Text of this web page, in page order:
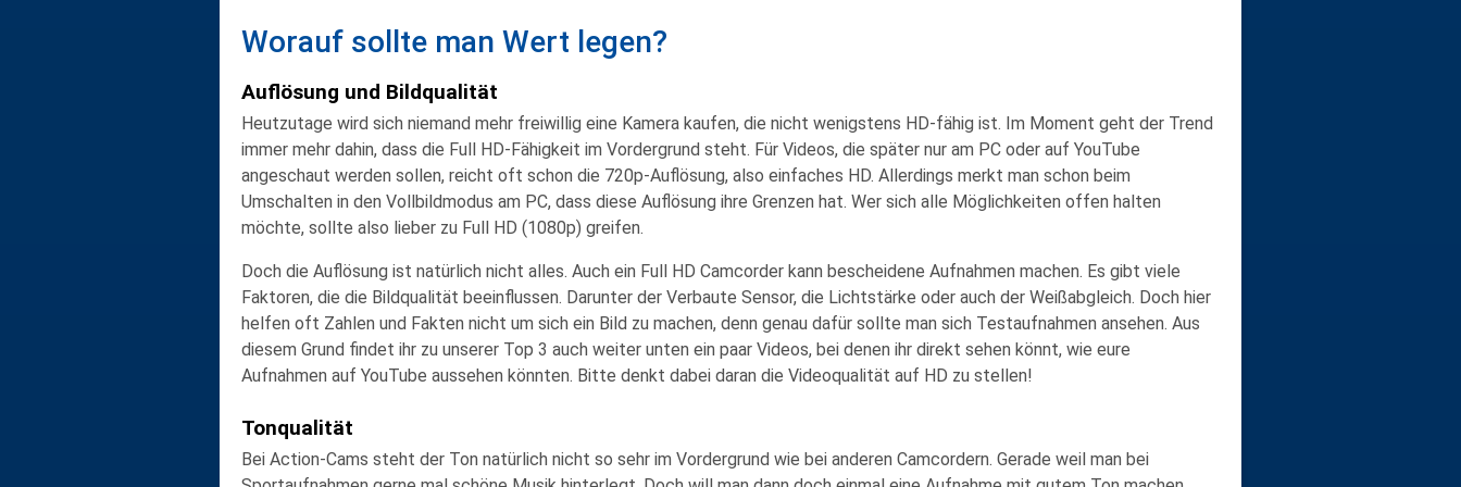
Worauf sollte man Wert legen?
Auflösung und Bildqualität
Heutzutage wird sich niemand mehr freiwillig eine Kamera kaufen, die nicht wenigstens HD-fähig ist. Im Moment geht der Trend
immer mehr dahin, dass die Full HD-Fähigkeit im Vordergrund steht. Für Videos, die später nur am PC oder auf YouTube
angeschaut werden sollen, reicht oft schon die 720p-Auflösung, also einfaches HD. Allerdings merkt man schon beim
Umschalten in den Vollbildmodus am PC, dass diese Auflösung ihre Grenzen hat. Wer sich alle Möglichkeiten offen halten
möchte, sollte also lieber zu Full HD (1080p) greifen.
Doch die Auflösung ist natürlich nicht alles. Auch ein Full HD Camcorder kann bescheidene Aufnahmen machen. Es gibt viele
Faktoren, die die Bildqualität beeinflussen. Darunter der Verbaute Sensor, die Lichtstärke oder auch der Weißabgleich. Doch hier
helfen oft Zahlen und Fakten nicht um sich ein Bild zu machen, denn genau dafür sollte man sich Testaufnahmen ansehen. Aus
diesem Grund findet ihr zu unserer Top 3 auch weiter unten ein paar Videos, bei denen ihr direkt sehen könnt, wie eure
Aufnahmen auf YouTube aussehen könnten. Bitte denkt dabei daran die Videoqualität auf HD zu stellen!
Tonqualität
Bei Action-Cams steht der Ton natürlich nicht so sehr im Vordergrund wie bei anderen Camcordern. Gerade weil man bei